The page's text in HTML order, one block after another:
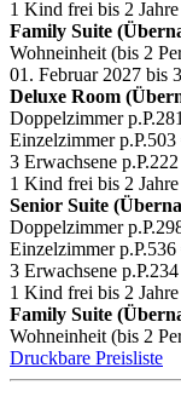
1 Kind frei bis 2 Jahre
Family Suite
Wohneinheit (bis 2
01. Februar 2027 bis
Deluxe Room
Doppelzimmer p.P.
Einzelzimmer p.P.503
3 Erwachsene p.P.
1 Kind frei bis 2 Jahre
Senior Suite
Doppelzimmer p.P.
Einzelzimmer p.P.536
3 Erwachsene p.P.
1 Kind frei bis 2 Jahre
Family Suite
Wohneinheit (bis 2
Druckbare Preisliste